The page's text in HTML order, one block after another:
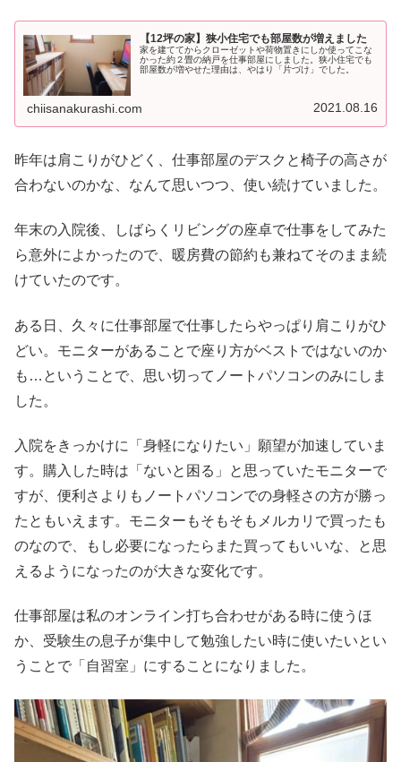
【12坪の家】狭小住宅でも部屋数が増えました
家を建ててからクローゼットや荷物置きにしか使ってこな
かった約２畳の納戸を仕事部屋にしました。狭小住宅でも
部屋数が増やせた理由は、やはり「片づけ」でした。
chiisanakurashi.com 2021.08.16
昨年は肩こりがひどく、仕事部屋のデスクと椅子の高さが
合わないのかな、なんて思いつつ、使い続けていました。
年末の入院後、しばらくリビングの座卓で仕事をしてみた
ら意外によかったので、暖房費の節約も兼ねてそのまま続
けていたのです。
ある日、久々に仕事部屋で仕事したらやっぱり肩こりがひ
どい。モニターがあることで座り方がベストではないのか
も…ということで、思い切ってノートパソコンのみにしま
した。
入院をきっかけに「身軽になりたい」願望が加速していま
す。購入した時は「ないと困る」と思っていたモニターで
すが、便利さよりもノートパソコンでの身軽さの方が勝っ
たともいえます。モニターもそもそもメルカリで買ったも
のなので、もし必要になったらまた買ってもいいな、と思
えるようになったのが大きな変化です。
仕事部屋は私のオンライン打ち合わせがある時に使うほ
か、受験生の息子が集中して勉強したい時に使いたいとい
うことで「自習室」にすることになりました。